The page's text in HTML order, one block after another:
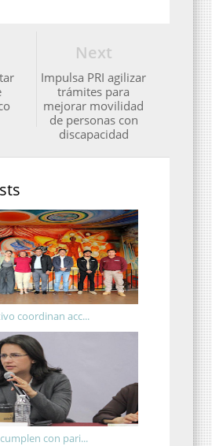
Next
Impulsa PRI agilizar
trámites para
mejorar movilidad
de personas con
discapacidad
coordinan acc...
con pari...